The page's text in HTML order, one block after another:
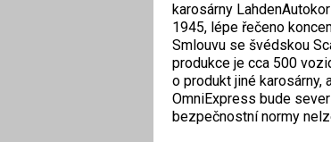
karosárny
1945, lépe řečeno
Smlouvu se švédskou
produkce je cca 500
o produkt jiné karosárny,
OmniExpress bude
bezpečnostní normy